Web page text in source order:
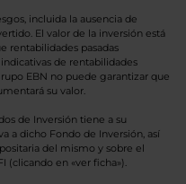
incluida la ausencia de
El valor de la inversión está
rentabilidades pasadas
de rentabilidades
EBN no puede garantizar que
su valor.
de Inversión tiene a su
a dicho Fondo de Inversión, así
del mismo y sobre el
(clicando en «ver ficha»).